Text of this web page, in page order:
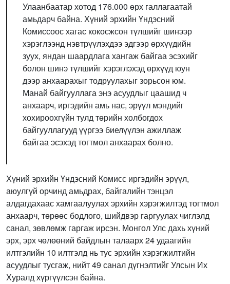
Улаанбаатар хотод 176.000 өрх галлагаатай
амьдарч байна. Хүний эрхийн Үндэсний
Комиссоос хагас кокосжсон түлшийг шинээр
хэрэглээнд нэвтрүүлэхдээ эдгээр өрхүүдийн
зуух, яндан шаардлага хангаж байгаа эсэхийг
болон шинэ түлшийг хэрэглэхэд өрхүүд юун
дээр анхаарахыг тодруулахыг зорьсон юм.
Манай байгууллага энэ асуудлыг цаашид ч
анхаарч, иргэдийн амь нас, эрүүл мэндийг
хохироохгүйн тулд төрийн холбогдох
байгууллагууд үүргээ биелүүлэн ажиллаж
байгаа эсэхэд тогтмол анхаарах болно.
Хүний эрхийн Үндэсний Комисс иргэдийн эрүүл,
аюулгүй орчинд амьдрах, байгалийн тэнцэл
алдагдахаас хамгаалуулах эрхийн хэрэгжилтэд тогтмол
анхаарч, төрөөс бодлого, шийдвэр гаргуулах чиглэлд
санал, зөвлөмж гаргаж ирсэн. Монгол Улс дахь хүний
эрх, эрх чөлөөний байдлын талаарх 24 удаагийн
илтгэлийн 10 илтгэлд нь тус эрхийн хэрэгжилтийн
асуудлыг тусгаж, нийт 49 санал дүгнэлтийг Улсын Их
Хуралд хүргүүлсэн байна.